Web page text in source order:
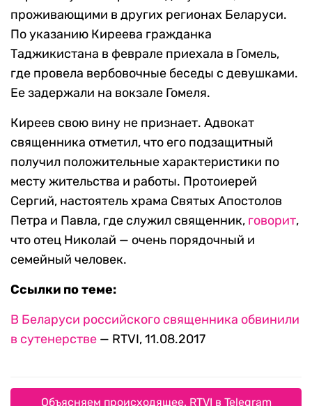
проживающими в других регионах Беларуси.
По указанию Киреева гражданка
Таджикистана в феврале приехала в Гомель,
где провела вербовочные беседы с девушками.
Ее задержали на вокзале Гомеля.
Киреев свою вину не признает. Адвокат
священника отметил, что его подзащитный
получил положительные характеристики по
месту жительства и работы. Протоиерей
Сергий, настоятель храма Святых Апостолов
Петра и Павла, где служил священник, говорит,
что отец Николай — очень порядочный и
семейный человек.
Ссылки по теме:
В Беларуси российского священника обвинили
в сутенерстве — RTVI, 11.08.2017
Объясняем происходящее. RTVI в Telegram